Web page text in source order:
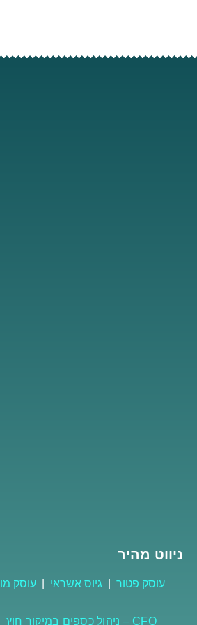
ניווט מהיר
עוסק פטור גיוס אשראי עוסק
CFO – ניהול כספים במיקור חוץ